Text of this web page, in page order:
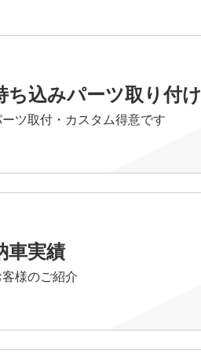
ち込みパーツ取り付け
ーツ取付・カスタム得意です
車実績
客様のご紹介